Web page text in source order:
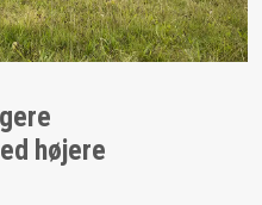
højere